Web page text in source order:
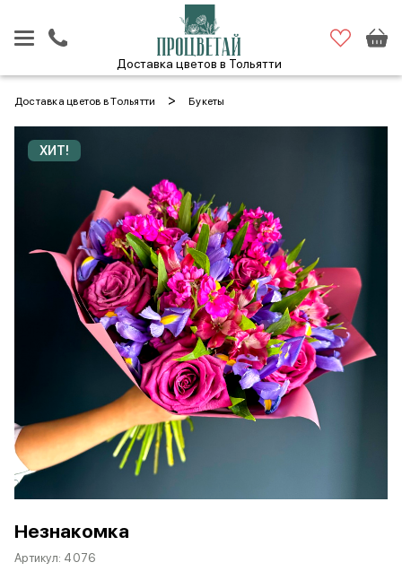
Доставка цветов в Тольятти
Доставка цветов в Тольятти > Букеты
ХИТ!
Незнакомка
Артикул: 4076